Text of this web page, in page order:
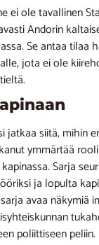
ei ole tavallinen
Andorin
Se antaa tilaa
jota ei ole
jatkaa siitä, mihin
ymmärtää
Sarja
ja lopulta
avaa näkymiä
poliittiseen peliin.